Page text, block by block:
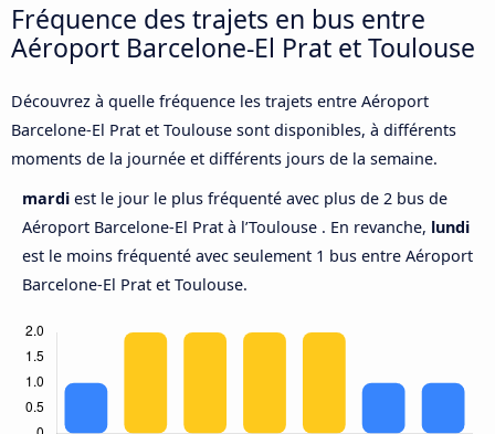
Fréquence des trajets en bus entre
Aéroport Barcelone-El Prat et Toulouse
Découvrez à quelle fréquence les trajets entre Aéroport
Barcelone-El Prat et Toulouse sont disponibles, à différents
moments de la journée et différents jours de la semaine.
mardi est le jour le plus fréquenté avec plus de 2 bus de
Aéroport Barcelone-El Prat à l’Toulouse . En revanche, lundi
est le moins fréquenté avec seulement 1 bus entre Aéroport
Barcelone-El Prat et Toulouse.